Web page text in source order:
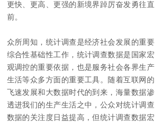
更快、更高、更强的新境界踔厉奋发勇往直
前。
众所周知，统计调查是经济社会发展的重要
综合性基础性工作，统计调查数据是国家宏
观调控的重要依据，也是服务社会各界生产
生活等众多方面的重要工具。随着互联网的
飞速发展和大数据时代的到来，海量数据渗
透进我们的生产生活之中，公众对统计调查
数据的关注度日益提高，但统计调查数据宏